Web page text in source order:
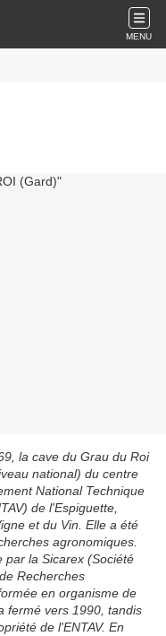
MENU
la cave du Grau du Roi
national) du centre
National Technique
de l'Espiguette,
et du Vin. Elle a été
agronomiques.
par la Sicarex (Société
Recherches
en organisme de
fermé vers 1990, tandis
de l'ENTAV. En